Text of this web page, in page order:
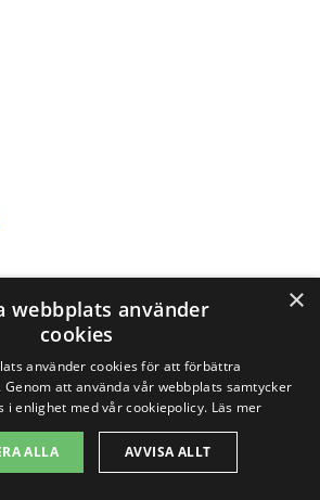
×
webbplats använder
cookies
använder cookies för att förbättra
att använda vår webbplats samtycker
i enlighet med vår cookiepolicy. Läs mer
ALLA AVVISA ALLT